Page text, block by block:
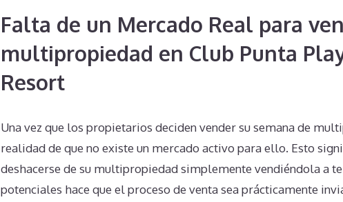
Falta de un Mercado Real para
multipropiedad en Club Punta
Resort
Una vez que los propietarios deciden vender su semana de
realidad de que no existe un mercado activo para ello. Esto
deshacerse de su multipropiedad simplemente vendiéndola a
potenciales hace que el proceso de venta sea prácticamente